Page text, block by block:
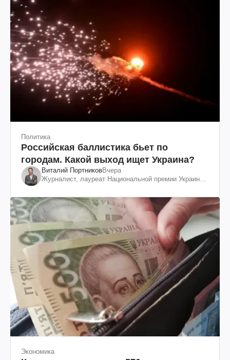
Политика
Российская баллистика бьет по
городам. Какой выход ищет Украина?
Виталий ПортниковВчера
Журналист, лауреат Национальной премии Украины
Экономика